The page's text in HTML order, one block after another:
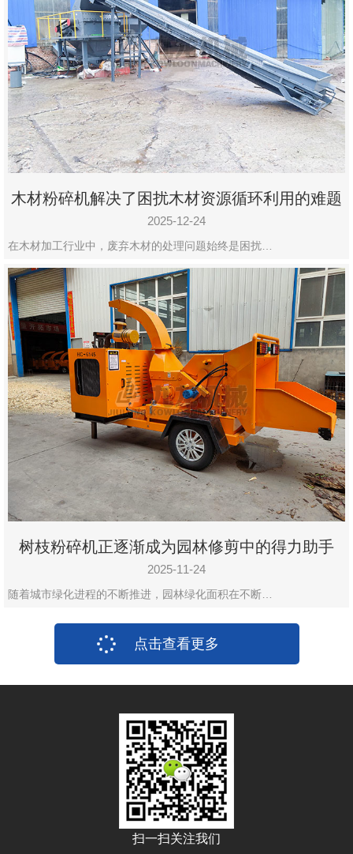
木材粉碎机解决了困扰木材资源循环利用的难题
2025-12-24
在木材加工行业中，废弃木材的处理问题始终是困扰…
树枝粉碎机正逐渐成为园林修剪中的得力助手
2025-11-24
随着城市绿化进程的不断推进，园林绿化面积在不断…
点击查看更多
扫一扫关注我们